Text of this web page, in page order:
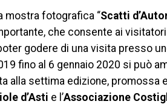
mostra fotografica “Scatti
che consente ai
godere di una visita presso
fino al 6 gennaio 2020 si può
alla settima edizione, promossa
d’Asti e l’Associazione